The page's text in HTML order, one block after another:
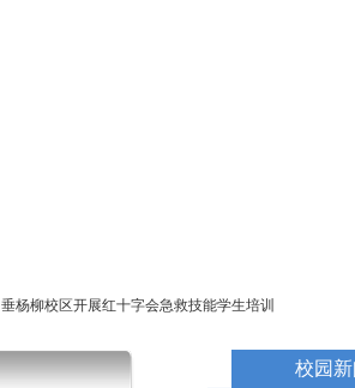
垂杨柳校区开展红十字会急救技能学生培训
校园